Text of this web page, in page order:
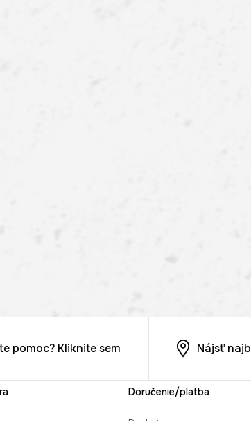
pomoc? Kliknite sem Nájsť
Doručenie/platba